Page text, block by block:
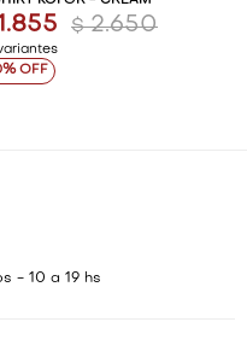
$ 2.650
- 10 a 19 hs